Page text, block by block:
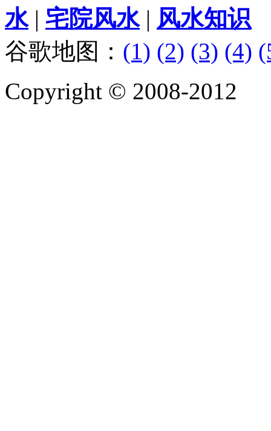
水| 宅院风水| 风水知识
谷歌地图： (1) (2) (3) (4)
Copyright © 2008-2012